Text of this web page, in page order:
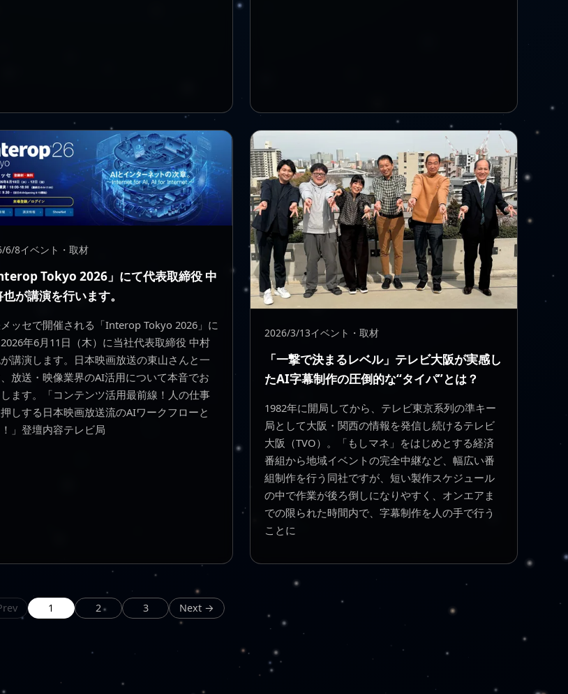
6/8イベント・取材
Tokyo 2026」にて代表取締役 中
が講演を行います。
ッセで開催される「Interop Tokyo 2026」に
年6月11日（木）に当社代表取締役 中村
講演します。日本映画放送の東山さんと一
放送・映像業界のAI活用について本音でお
ます。「コンテンツ活用最前線！人の仕事
しする日本映画放送流のAIワークフローと
」登壇内容テレビ局
2026/3/13イベント・取材
「一撃で決まるレベル」テレビ大阪が実感し
たAI字幕制作の圧倒的な“タイパ”とは？
1982年に開局してから、テレビ東京系列の準キー
局として大阪・関西の情報を発信し続けるテレビ
大阪（TVO）。「もしマネ」をはじめとする経済
番組から地域イベントの完全中継など、幅広い番
組制作を行う同社ですが、短い製作スケジュール
の中で作業が後ろ倒しになりやすく、オンエアま
での限られた時間内で、字幕制作を人の手で行う
ことに
1 2 3 Next →